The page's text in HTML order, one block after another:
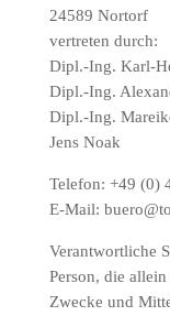
24589 Nortorf
vertreten durch:
Dipl.-Ing. Karl-
Dipl.-Ing.
Dipl.-Ing.
Jens Noak
Telefon: +49 (0)
E-Mail:
Verantwortliche
Person, die
Zwecke und